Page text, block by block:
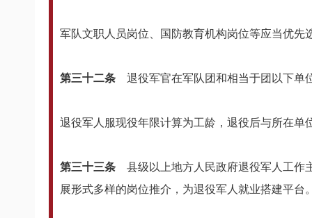
军队文职人员岗位、国防教育机构岗位等应当优先
第三十二条 退役军官在军队团和相当于团以下单
退役军人服现役年限计算为工龄，退役后与所在
第三十三条 县级以上地方人民政府退役军人工作
展形式多样的岗位推介，为退役军人就业搭建平台